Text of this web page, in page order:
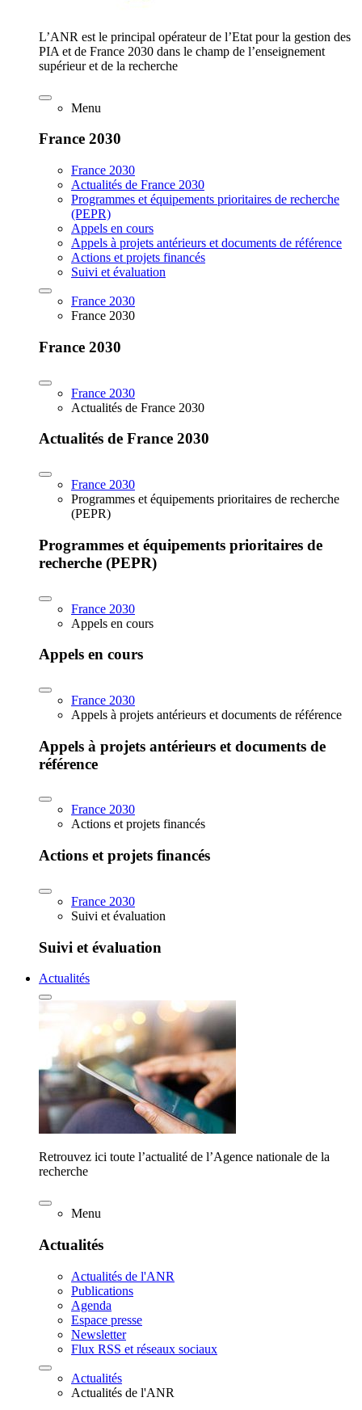
L’ANR est le principal opérateur de l’Etat pour la gestion des
PIA et de France 2030 dans le champ de l’enseignement
supérieur et de la recherche
Menu
France 2030
France 2030
Actualités de France 2030
Programmes et équipements prioritaires de recherche
(PEPR)
Appels en cours
Appels à projets antérieurs et documents de référence
Actions et projets financés
Suivi et évaluation
France 2030
France 2030
France 2030
France 2030
Actualités de France 2030
Actualités de France 2030
France 2030
Programmes et équipements prioritaires de recherche
(PEPR)
Programmes et équipements prioritaires de
recherche (PEPR)
France 2030
Appels en cours
Appels en cours
France 2030
Appels à projets antérieurs et documents de référence
Appels à projets antérieurs et documents de
référence
France 2030
Actions et projets financés
Actions et projets financés
France 2030
Suivi et évaluation
Suivi et évaluation
Actualités
Retrouvez ici toute l’actualité de l’Agence nationale de la
recherche
Menu
Actualités
Actualités de l'ANR
Publications
Agenda
Espace presse
Newsletter
Flux RSS et réseaux sociaux
Actualités
Actualités de l'ANR